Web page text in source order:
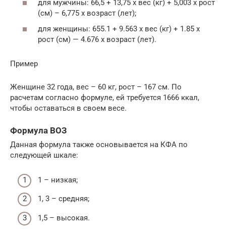
для мужчины: 66,5 + 13,75 х вес (кг) + 5,003 х рост
(см) – 6,775 х возраст (лет);
для женщины: 655.1 + 9.563 х вес (кг) + 1.85 х
рост (см) — 4.676 х возраст (лет).
Пример
Женщине 32 года, вес – 60 кг, рост – 167 см. По
расчетам согласно формуле, ей требуется 1666 ккал,
чтобы оставаться в своем весе.
Формула ВОЗ
Данная формула также основывается на КФА по
следующей шкале:
1 – низкая;
1, 3 – средняя;
1,5 – высокая.